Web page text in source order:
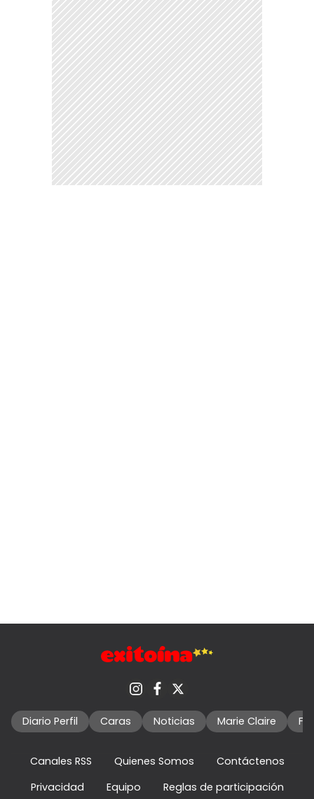
Diario Perfil Caras Noticias Marie Claire
Canales RSS Quienes Somos
Contáctenos
Privacidad
Equipo Reglas de participación